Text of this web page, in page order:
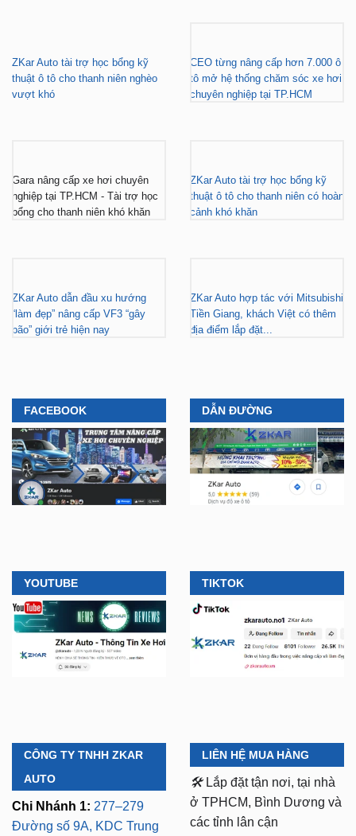
ZKar Auto tài trợ học bổng kỹ
thuật ô tô cho thanh niên nghèo
vượt khó
CEO từng nâng cấp hơn 7.000 ô
tô mở hệ thống chăm sóc xe hơi
chuyên nghiệp tại TP.HCM
Gara nâng cấp xe hơi chuyên
nghiệp tại TP.HCM - Tài trợ học
bổng cho thanh niên khó khăn
ZKar Auto tài trợ học bổng kỹ
thuật ô tô cho thanh niên có hoàn
cảnh khó khăn
ZKar Auto dẫn đầu xu hướng
“làm đẹp” nâng cấp VF3 “gây
bão” giới trẻ hiện nay
ZKar Auto hợp tác với Mitsubishi
Tiền Giang, khách Việt có thêm
địa điểm lắp đặt...
FACEBOOK DẪN ĐƯỜNG
YOUTUBE TIKTOK
CÔNG TY TNHH ZKAR
AUTO
Chi Nhánh 1: 277–279
Đường số 9A, KDC Trung
LIÊN HỆ MUA HÀNG
🛠️ Lắp đặt tận nơi, tại nhà
ở TPHCM, Bình Dương và
các tỉnh lân cận